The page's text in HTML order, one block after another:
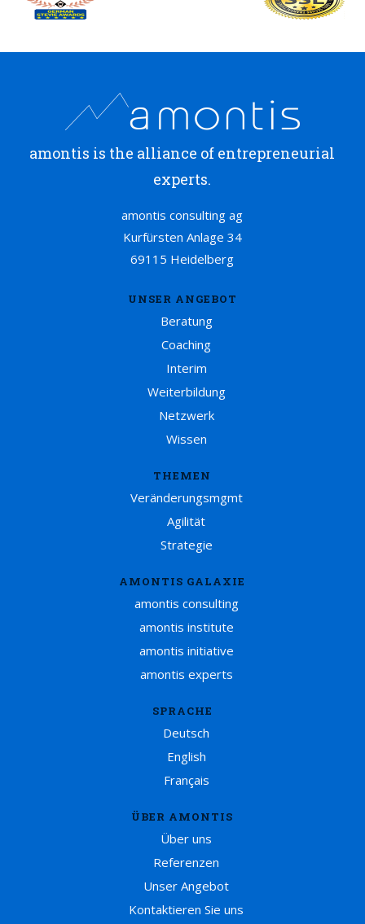
amontis is the alliance of entrepreneurial
experts.
amontis consulting ag
Kurfürsten Anlage 34
69115 Heidelberg
UNSER ANGEBOT
Beratung
Coaching
Interim
Weiterbildung
Netzwerk
Wissen
THEMEN
Veränderungsmgmt
Agilität
Strategie
AMONTIS GALAXIE
amontis consulting
amontis institute
amontis initiative
amontis experts
SPRACHE
Deutsch
English
Français
ÜBER AMONTIS
Über uns
Referenzen
Unser Angebot
Kontaktieren Sie uns